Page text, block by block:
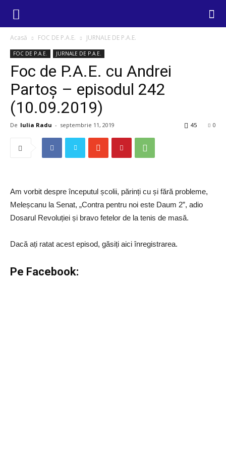
Acasă FOC DE P.A.E. JURNALE DE P.A.E.
FOC DE P.A.E. JURNALE DE P.A.E.
Foc de P.A.E. cu Andrei
Partoș – episodul 242
(10.09.2019)
De Iulia Radu - septembrie 11, 2019 0
45
Am vorbit despre începutul școlii, părinți cu și fără probleme,
Meleșcanu la Senat, „Contra pentru noi este Daum 2”, adio
Dosarul Revoluției și bravo fetelor de la tenis de masă.
Dacă ați ratat acest episod, găsiți aici înregistrarea.
Pe Facebook: